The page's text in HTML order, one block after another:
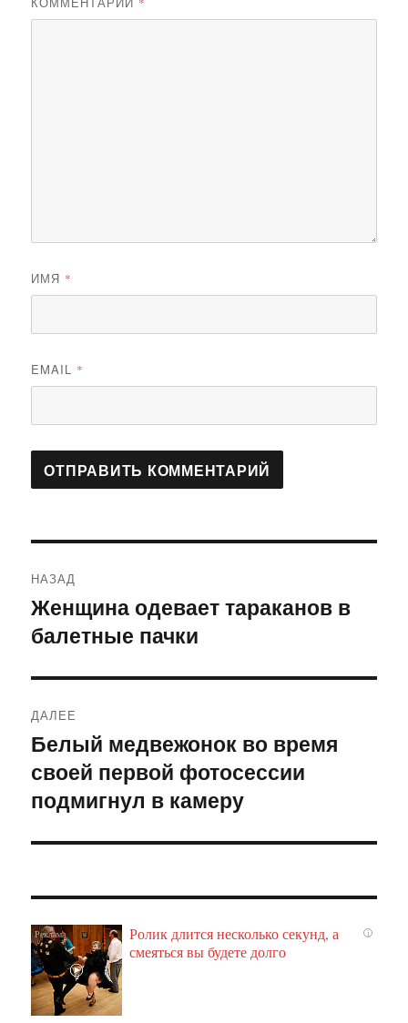
ИМЯ *
EMAIL *
по
записям
НАЗАД
Предыдущая
запись:
Женщина одевает тараканов в
балетные пачки
ДАЛЕЕ
Следующая
запись:
Белый медвежонок во время
своей первой фотосессии
подмигнул в камеру
i
Ролик длится несколько секунд, а
смеяться вы будете долго